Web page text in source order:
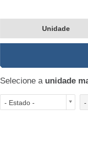
Unidade
Selecione a unidade
- Estado - -